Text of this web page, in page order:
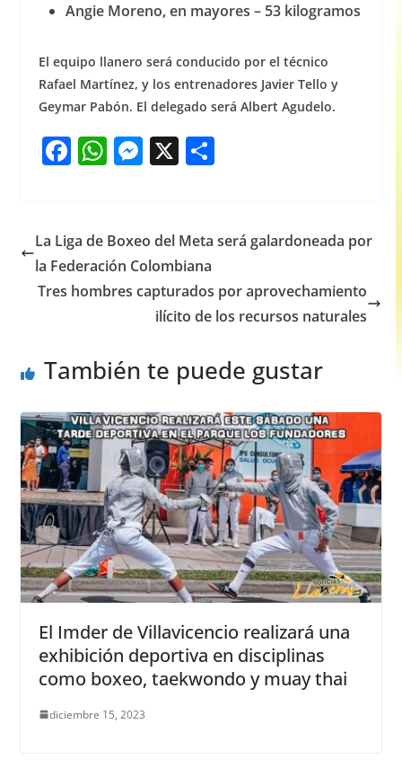
Angie Moreno, en mayores – 53 kilogramos
El equipo llanero será conducido por el técnico
Rafael Martínez, y los entrenadores Javier Tello y
Geymar Pabón. El delegado será Albert Agudelo.
F
e
b
o
W
s
A
p
M
e
n
g
er
X S
e
La Liga de Boxeo del Meta será galardoneada por
la Federación Colombiana
Tres hombres capturados por aprovechamiento
ilícito de los recursos naturales
También te puede gustar
El Imder de Villavicencio realizará una
exhibición deportiva en disciplinas
como boxeo, taekwondo y muay thai
diciembre 15, 2023